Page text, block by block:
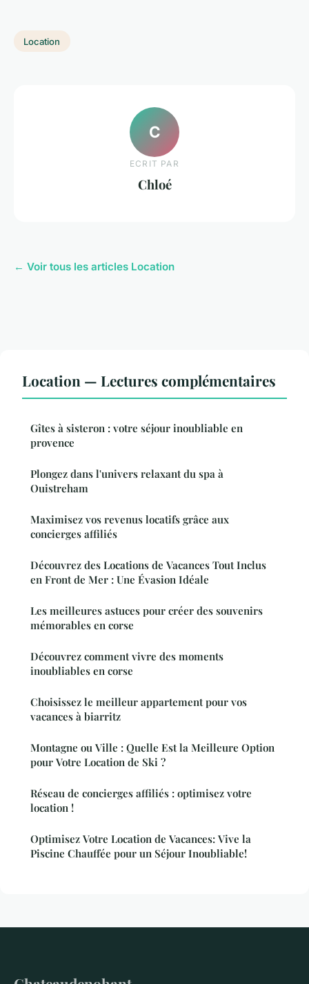
Location
C
ECRIT PAR
Chloé
← Voir tous les articles Location
Location — Lectures complémentaires
Gîtes à sisteron : votre séjour inoubliable en
provence
Plongez dans l'univers relaxant du spa à
Ouistreham
Maximisez vos revenus locatifs grâce aux
concierges affiliés
Découvrez des Locations de Vacances Tout Inclus
en Front de Mer : Une Évasion Idéale
Les meilleures astuces pour créer des souvenirs
mémorables en corse
Découvrez comment vivre des moments
inoubliables en corse
Choisissez le meilleur appartement pour vos
vacances à biarritz
Montagne ou Ville : Quelle Est la Meilleure Option
pour Votre Location de Ski ?
Réseau de concierges affiliés : optimisez votre
location !
Optimisez Votre Location de Vacances: Vive la
Piscine Chauffée pour un Séjour Inoubliable!